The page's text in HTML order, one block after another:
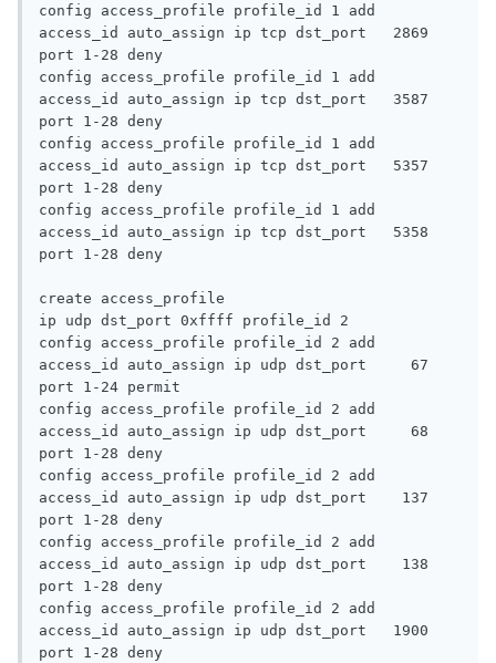
config access_profile profile_id 1 add
access_id auto_assign ip tcp dst_port   2869
port 1-28 deny
config access_profile profile_id 1 add
access_id auto_assign ip tcp dst_port   3587
port 1-28 deny
config access_profile profile_id 1 add
access_id auto_assign ip tcp dst_port   5357
port 1-28 deny
config access_profile profile_id 1 add
access_id auto_assign ip tcp dst_port   5358
port 1-28 deny
create access_profile
ip udp dst_port 0xffff profile_id 2
config access_profile profile_id 2 add
access_id auto_assign ip udp dst_port     67
port 1-24 permit
config access_profile profile_id 2 add
access_id auto_assign ip udp dst_port     68
port 1-28 deny
config access_profile profile_id 2 add
access_id auto_assign ip udp dst_port    137
port 1-28 deny
config access_profile profile_id 2 add
access_id auto_assign ip udp dst_port    138
port 1-28 deny
config access_profile profile_id 2 add
access_id auto_assign ip udp dst_port   1900
port 1-28 deny